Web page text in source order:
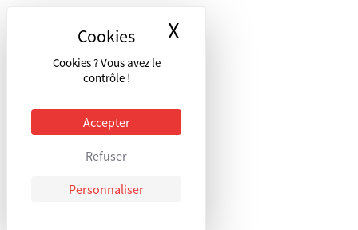
Cookies ? Vous avez le
contrôle !
Accepter
Refuser
Personnaliser
X